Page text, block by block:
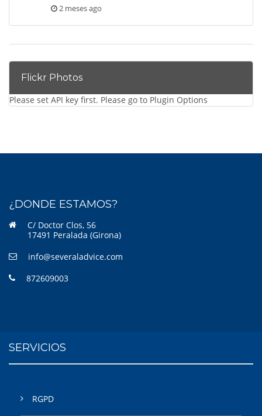
2 meses ago
Flickr Photos
Please set API key first. Please go to Plugin Options
¿DONDE ESTAMOS?
C/ Doctor Clos, 56
17491 Peralada (Girona)
info@severaladvice.com
872609003
SERVICIOS
RGPD